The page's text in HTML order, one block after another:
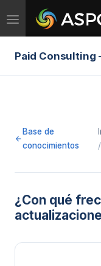
Toggle
navigation
Paid Consulting
Base de
conocimientos
¿Con qué